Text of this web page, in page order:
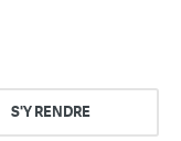
S'Y RENDRE